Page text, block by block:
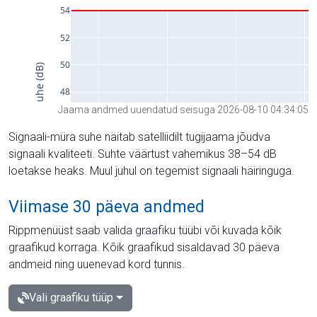
Jaama andmed uuendatud seisuga 2026-08-10 04:34:05
Signaali-müra suhe näitab satelliidilt tugijaama jõudva
signaali kvaliteeti. Suhte väärtust vahemikus 38–54 dB
loetakse heaks. Muul juhul on tegemist signaali häiringuga.
Viimase 30 päeva andmed
Rippmenüüst saab valida graafiku tüübi või kuvada kõik
graafikud korraga. Kõik graafikud sisaldavad 30 päeva
andmeid ning uuenevad kord tunnis.
Vali graafiku tüüp